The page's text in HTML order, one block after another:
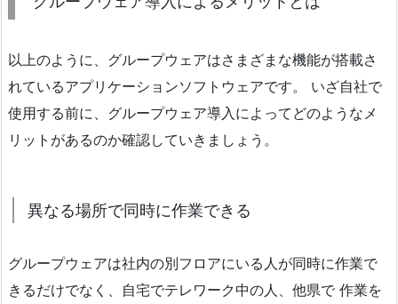
以上のように、グループウェアはさまざまな機能が搭載さ
れているアプリケーションソフトウェアです。 いざ自社で
使用する前に、グループウェア導入によってどのようなメ
リットがあるのか確認していきましょう。
異なる場所で同時に作業できる
グループウェアは社内の別フロアにいる人が同時に作業で
きるだけでなく、自宅でテレワーク中の人、他県で 作業を